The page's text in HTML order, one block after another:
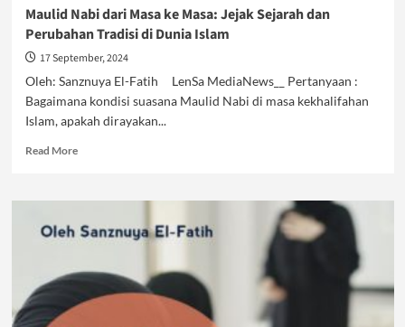
Maulid Nabi dari Masa ke Masa: Jejak Sejarah dan
Perubahan Tradisi di Dunia Islam
17 September, 2024
Oleh: Sanznuya El-Fatih LenSa MediaNews__ Pertanyaan :
Bagaimana kondisi suasana Maulid Nabi di masa kekhalifahan
Islam, apakah dirayakan...
Read MoreRead
Maulid
dari
ke
Jejak